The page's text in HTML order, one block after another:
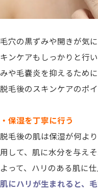
毛穴の黒ずみや開きが気
キンケアもしっかりと行
みや毛嚢炎を抑えるために
脱毛後のスキンケアのポ
・保湿を丁寧に行う
脱毛後の肌は保湿が何よ
用して、肌に水分を与え
よって、ハリのある肌に仕
肌にハリが生まれると、